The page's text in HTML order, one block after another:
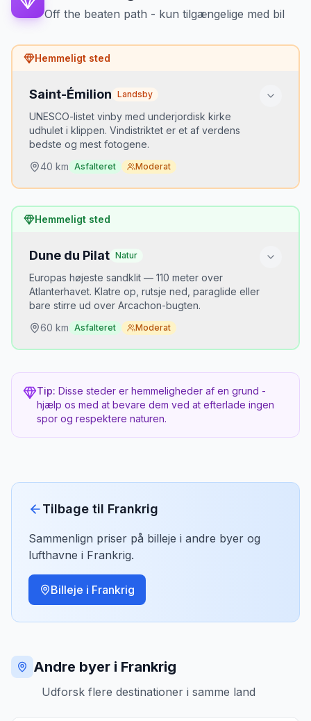
byen. Betalt parkering i centrum.
Mikkels tip
kældrene kræver tid — sæt halv dag af.
Off the beaten path - kun tilgængelige med bil
Hemmeligt sted
Saint-Émilion Landsby
UNESCO-listet vinby med underjordisk kirke
udhulet i klippen. Vindistriktet er et af verdens
bedste og mest fotogene.
40 km Asfalteret Moderat
Hvorfor er det hemmeligt?
Bordeaux-vine er berømte, men de fleste køber i
kilden.
Bedste tidspunkt
September-oktober — druehøst og gyldent lys
Hemmeligt sted
Dune du Pilat Natur
Europas højeste sandklit — 110 meter over
Atlanterhavet. Klatre op, rutsje ned, paraglide eller
bare stirre ud over Arcachon-bugten.
60 km Asfalteret Moderat
og uventet 60 km fra Bordeaux.
Bedste tidspunkt
Tip: Disse steder er hemmeligheder af en grund -
hjælp os med at bevare dem ved at efterlade ingen
spor og respektere naturen.
Tilbage til Frankrig
Sammenlign priser på billeje i andre byer og
lufthavne i Frankrig.
Billeje i Frankrig
Andre byer i Frankrig
Udforsk flere destinationer i samme land